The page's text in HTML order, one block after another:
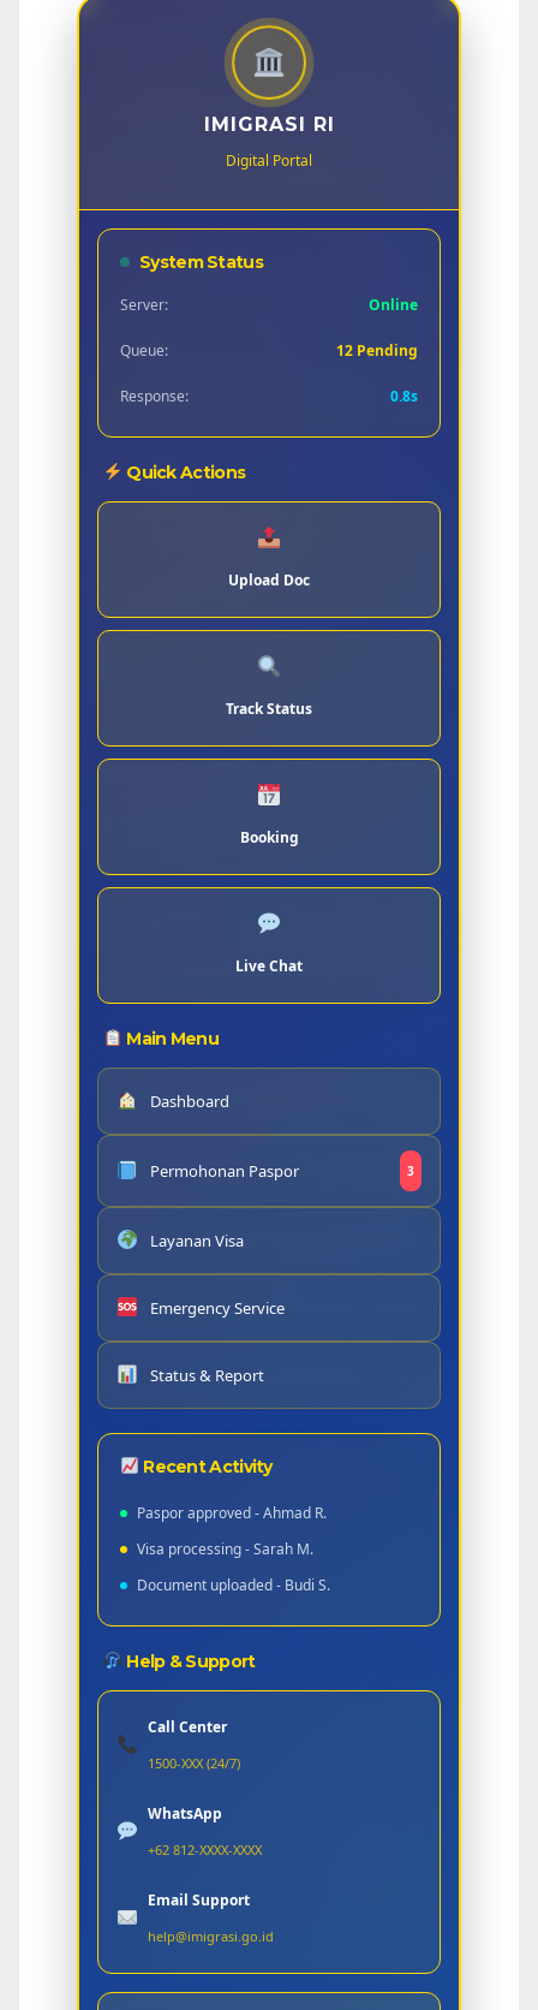
IMIGRASI RI
Digital Portal
System Status
Server: Online
Queue: 12 Pending
Response: 0.8s
Quick Actions
Upload Doc
Track Status
Booking
Live Chat
Main Menu
Dashboard
Permohonan Paspor 3
Layanan Visa
Emergency Service
Status & Report
Recent Activity
Paspor approved - Ahmad R.
Visa processing - Sarah M.
Document uploaded - Budi S.
Help & Support
Call Center
1500-XXX (24/7)
WhatsApp
+62 812-XXXX-XXXX
Email Support
help@imigrasi.go.id